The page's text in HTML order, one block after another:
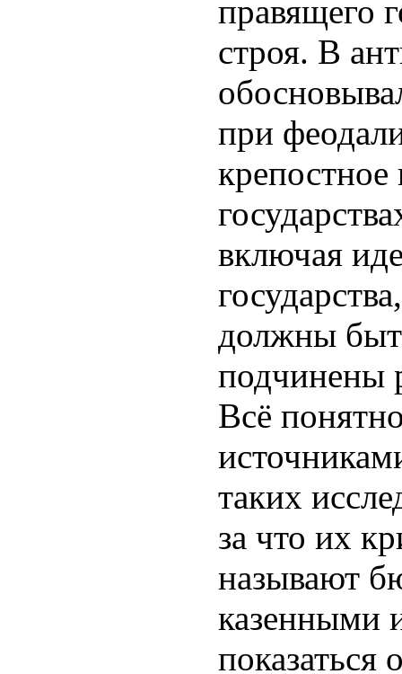
правящего
строя. В
при
включая
должны
подчинены
Всё
таких
за что их
называют
казенными